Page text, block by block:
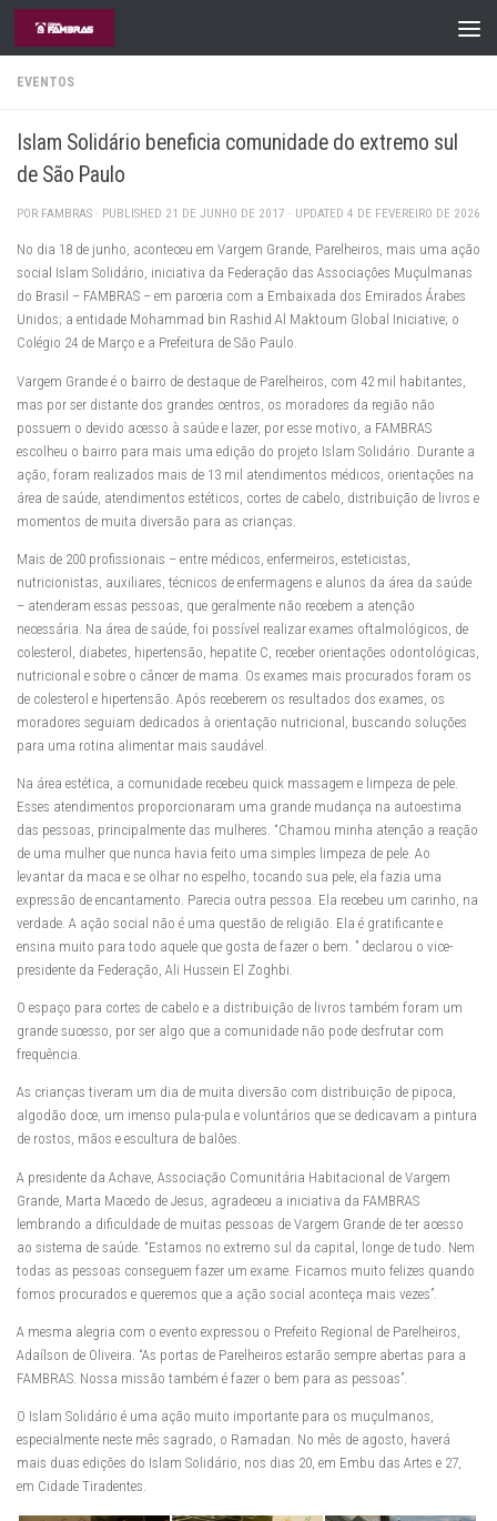
Skip to content
EVENTOS
Islam Solidário beneficia comunidade do extremo sul
de São Paulo
POR FAMBRAS · PUBLISHED 21 DE JUNHO DE 2017 · UPDATED 4 DE FEVEREIRO DE 2026
No dia 18 de junho, aconteceu em Vargem Grande, Parelheiros, mais uma ação
social Islam Solidário, iniciativa da Federação das Associações Muçulmanas
do Brasil – FAMBRAS – em parceria com a Embaixada dos Emirados Árabes
Unidos; a entidade Mohammad bin Rashid Al Maktoum Global Iniciative; o
Colégio 24 de Março e a Prefeitura de São Paulo.
Vargem Grande é o bairro de destaque de Parelheiros, com 42 mil habitantes,
mas por ser distante dos grandes centros, os moradores da região não
possuem o devido acesso à saúde e lazer, por esse motivo, a FAMBRAS
escolheu o bairro para mais uma edição do projeto Islam Solidário. Durante a
ação, foram realizados mais de 13 mil atendimentos médicos, orientações na
área de saúde, atendimentos estéticos, cortes de cabelo, distribuição de livros e
momentos de muita diversão para as crianças.
Mais de 200 profissionais – entre médicos, enfermeiros, esteticistas,
nutricionistas, auxiliares, técnicos de enfermagens e alunos da área da saúde
– atenderam essas pessoas, que geralmente não recebem a atenção
necessária. Na área de saúde, foi possível realizar exames oftalmológicos, de
colesterol, diabetes, hipertensão, hepatite C, receber orientações odontológicas,
nutricional e sobre o câncer de mama. Os exames mais procurados foram os
de colesterol e hipertensão. Após receberem os resultados dos exames, os
moradores seguiam dedicados à orientação nutricional, buscando soluções
para uma rotina alimentar mais saudável.
Na área estética, a comunidade recebeu quick massagem e limpeza de pele.
Esses atendimentos proporcionaram uma grande mudança na autoestima
das pessoas, principalmente das mulheres. “Chamou minha atenção a reação
de uma mulher que nunca havia feito uma simples limpeza de pele. Ao
levantar da maca e se olhar no espelho, tocando sua pele, ela fazia uma
expressão de encantamento. Parecia outra pessoa. Ela recebeu um carinho, na
verdade. A ação social não é uma questão de religião. Ela é gratificante e
ensina muito para todo aquele que gosta de fazer o bem. ” declarou o vice-
presidente da Federação, Ali Hussein El Zoghbi.
O espaço para cortes de cabelo e a distribuição de livros também foram um
grande sucesso, por ser algo que a comunidade não pode desfrutar com
frequência.
As crianças tiveram um dia de muita diversão com distribuição de pipoca,
algodão doce, um imenso pula-pula e voluntários que se dedicavam a pintura
de rostos, mãos e escultura de balões.
A presidente da Achave, Associação Comunitária Habitacional de Vargem
Grande, Marta Macedo de Jesus, agradeceu a iniciativa da FAMBRAS
lembrando a dificuldade de muitas pessoas de Vargem Grande de ter acesso
ao sistema de saúde. “Estamos no extremo sul da capital, longe de tudo. Nem
todas as pessoas conseguem fazer um exame. Ficamos muito felizes quando
fomos procurados e queremos que a ação social aconteça mais vezes”.
A mesma alegria com o evento expressou o Prefeito Regional de Parelheiros,
Adaílson de Oliveira. “As portas de Parelheiros estarão sempre abertas para a
FAMBRAS. Nossa missão também é fazer o bem para as pessoas”.
O Islam Solidário é uma ação muito importante para os muçulmanos,
especialmente neste mês sagrado, o Ramadan. No mês de agosto, haverá
mais duas edições do Islam Solidário, nos dias 20, em Embu das Artes e 27,
em Cidade Tiradentes.